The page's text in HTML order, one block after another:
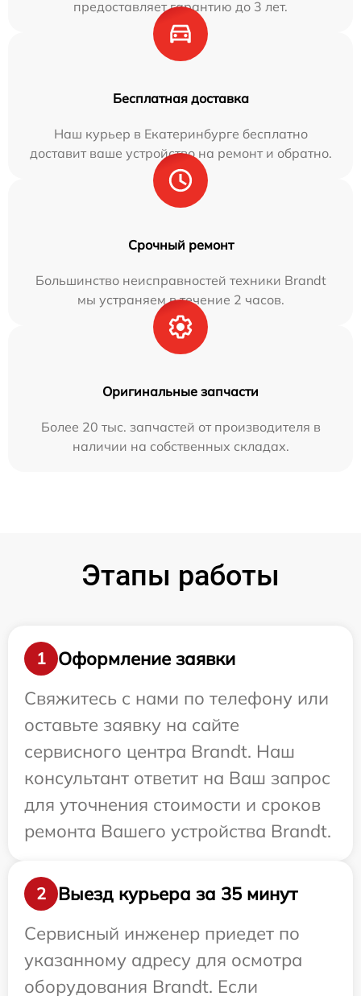
предоставляет гарантию до 3 лет.
Бесплатная доставка
Наш курьер в Екатеринбурге бесплатно
доставит ваше устройство на ремонт и обратно.
Срочный ремонт
Большинство неисправностей техники Brandt
мы устраняем в течение 2 часов.
Оригинальные запчасти
Более 20 тыс. запчастей от производителя в
наличии на собственных складах.
Этапы работы
1
Оформление заявки
Свяжитесь с нами по телефону или
оставьте заявку на сайте
сервисного центра Brandt. Наш
консультант ответит на Ваш запрос
для уточнения стоимости и сроков
ремонта Вашего устройства Brandt.
2
Выезд курьера за 35 минут
Сервисный инженер приедет по
указанному адресу для осмотра
оборудования Brandt. Если